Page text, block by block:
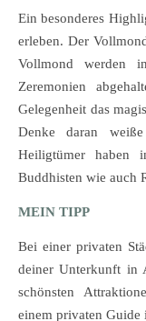
Ein besonderes
erleben. Der
Vollmond werden
Zeremonien
Gelegenheit das
Denke daran
Heiligtümer haben
Buddhisten wie auch
MEIN TIPP
Bei einer privaten
deiner Unterkunft in
schönsten
einem privaten Guide